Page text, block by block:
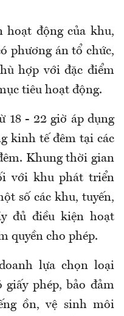
hoạt động của khu,
phương án tổ chức,
hợp với đặc điểm
tiêu hoạt động.
18 - 22 giờ áp dụng
kinh tế đêm tại các
Khung thời gian
với khu phát triển
số các khu, tuyến,
đủ điều kiện hoạt
quyền cho phép.
lựa chọn loại
phép, bảo đảm
ồn, vệ sinh môi